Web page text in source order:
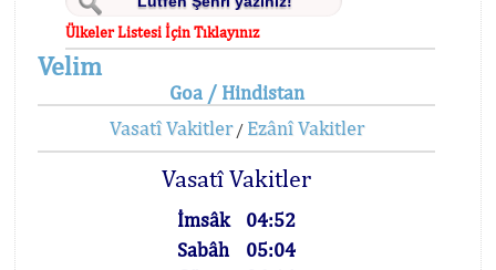
Ülkeler Listesi İçin Tıklayınız
Velim
Goa / Hindistan
Vasatî Vakitler/ Ezânî Vakitler
Vasatî Vakitler
İmsâk
04:52
Sabâh
05:04